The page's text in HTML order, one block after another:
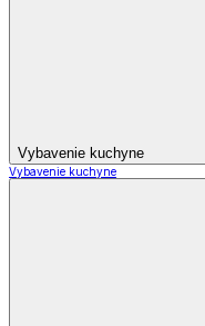
Vybavenie kuchyne
Vybavenie kuchyne